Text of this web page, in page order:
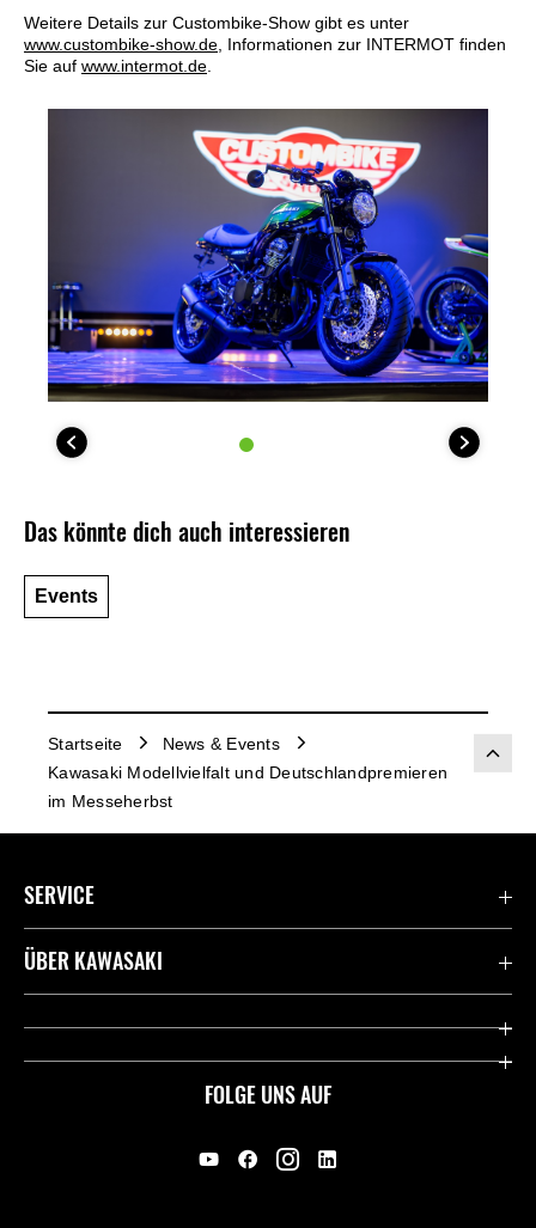
Weitere Details zur Custombike-Show gibt es unter
www.custombike-show.de , Informationen zur INTERMOT finden
Sie auf www.intermot.de
Das könnte dich auch interessieren
Events
Startseite
News & Events
Kawasaki Modellvielfalt und Deutschlandpremieren
im Messeherbst
FOLGE UNS AUF
SERVICE
Kontaktiere uns
ÜBER KAWASAKI
Kawasaki Deutschland